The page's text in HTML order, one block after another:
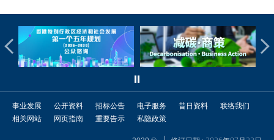
事业发展 公开资料 招标公告 电子服务 昔日资料
联络我们
相关网站
网页指南 重要告示 私隐政策